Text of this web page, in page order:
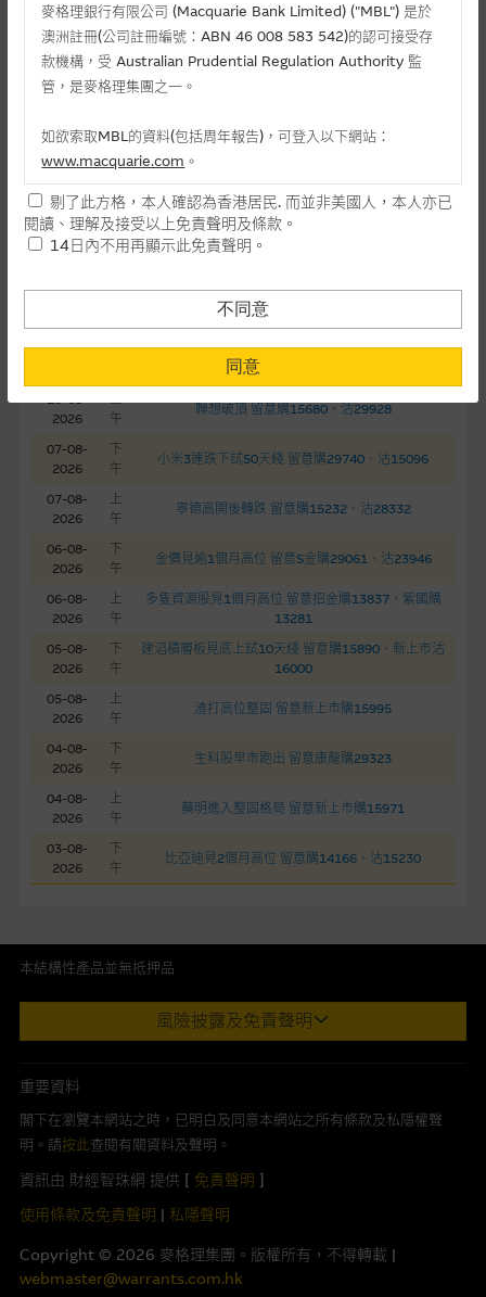
結構性產品並無抵押品，如發行人無力償債或違約，投資者可能無
法收回部份或全部應收款項。結構性產品價格可升可跌。過往表現
並不反映未來表現。產品的第二市場可能有限而MCL可能是唯一報
價方。閣下應閱讀載于www.warrants.com.hk 之上市文件以瞭解
牛熊證投資者會損失全部投資；而(ii)R類牛熊證之剩餘價值則可能
為零。
除MBL外，任何在本文所提到的麥格理集團機構均非1959年《銀
行法》（澳大利亞聯邦）下認可之接受存款機構。該等機構之責
任，並不相當於MBL之存款或其他負債。任何投資均需承受投資風
險，包括可能延遲償還款項，以及已投資本金之全盤損失。MBL並
的準確度、完整度或合時性負上責任。
時
10-08-
2026
上
午
聯想破頂 留意購15680、沽29928
07-08-
2026
下
午
小米3連跌下試50天綫 留意購29740、沽15096
07-08-
2026
上
午
寧德高開後轉跌 留意購15232、沽28332
06-08-
2026
下
午
金價見逾1個月高位 留意S金購29061、沽23946
06-08-
2026
上
午
多隻資源股見1個月高位 留意招金購13837、紫國購
13281
05-08-
2026
下
午
建滔積層板見底上試10天綫 留意購15890、新上市沽
16000
05-08-
2026
上
午
渣打高位整固 留意新上市購15995
04-08-
2026
下
午
生科股早市跑出 留意康龍購29323
04-08-
2026
上
午
藥明進入整固格局 留意新上市購15971
03-08-
2026
下
午
比亞迪見2個月高位 留意購14166、沽15230
麥格理銀行有限公司 (Macquarie Bank Limited) ("MBL") 是於
澳洲註冊(公司註冊編號：ABN 46 008 583 542)的認可接受存
款機構，受 Australian Prudential Regulation Authority 監
管，是麥格理集團之一。
如欲索取MBL的資料(包括周年報告)，可登入以下網站：
www.macquarie.com 。
本網站所載資料會隨時更改，而不作另行通知，如閣下欲取麥格
理的資料，可直接聯絡本集團職員。
民使用，並不提供或發售予美國人。本網站內容無意要約或唆使
閣下購買證券、基金單位或其他投資工具(不論在參考條款上或在
其他地方)，但清楚表明上述意圖的個別段落則屬例外。
提供網站內容的基準 – 使用時請考慮個人風險
供。惟麥格理集團並無核實所有網站內容，故就閣下的目的而
務更新網站內容，或修正任何其後變為明顯失實之地方。網站內
知。
任何指示價格報價、公開資料或分析是基於我們相信的假設及參
可以合理選擇到的，因此並不保證該類報價單、公開資料或分析
表現或回報將來會實現。過去業績並不保證將來表現。網站內容
而，麥格理集團不作陳述，亦不保證網站內容在任何用途上均完
及合時性負上責任，除非這是有關適用的的法律及/或法規所規
網站內容不構成要約及徵求要約，或作為任何合約的根據，以購
品的過去業績並不保證或預測將來表現。
在法律最大許可的情況下，麥格理集團及其任何相關公司或其董
事、高層職員、僱員或代理人不作陳述，亦不保證網站內容，或
整、合時及準確，對任何因任何形式(包括疏忽)由於網站內容的
錯誤、失實、遺漏、或任何人士對網站內容的依賴而導致的損失
或損毀，亦一概不會承擔責任或債務。
本使用條款的所有方面均受香港法例管限。
結構性產品並無抵押品，如發行人無力償債或違約，投資者可能
剔了此方格，本人確認為香港居民. 而並非美國人，本人亦已
閱讀、理解及接受以上免責聲明及條款。
14日內不用再顯示此免責聲明。
不同意
同意
本結構性產品並無抵押品
此內容來自我們在所示日期時認為可靠之來源，且均以真誠提供。然
而，Macquarie Capital Limited (CE No. AAC 534)(「 MCL 」)不作陳
亦不為資料的準確程度、完整性及合時性負上責任。
本網址由香港證券及期貨事務監察委員會註冊交易商MCL提供。MCL為
本文所提及上市股份有關的Macquarie Bank Limited (ABN 46 008
及/或流通量提供者。本網站內容僅為香港居民設計，並只供香港市民使
用，不適用於美國人或其他國家之居民。本網址提供之任何資料包括任
或推薦你參與或完成任何交易，或提供任何投資建議或服務。結構性產
品之價格可升可跌，在若干情況下，投資者可能會損失部分或全部投
風險披露及免責聲明
重要資料
閣下在瀏覽本網站之時，已明白及同意本網站之所有條款及私隱權聲
明。請按此查閱有關資料及聲明。
資訊由 財經智珠網 提供 [ 免責聲明 ]
使用條款及免責聲明 | 私隱聲明
Copyright © 2026 麥格理集團。版權所有，不得轉載 |
webmaster@warrants.com.hk